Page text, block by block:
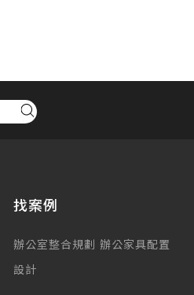
找案例
辦公室整合規劃
設計
辦公家具配置